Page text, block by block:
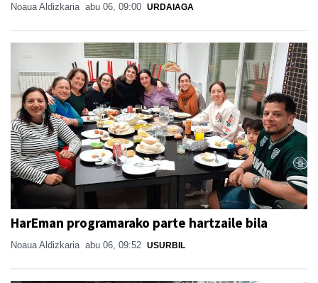
Noaua Aldizkaria abu 06, 09:00 URDAIAGA
HarEman programarako parte hartzaile bila
Noaua Aldizkaria abu 06, 09:52 USURBIL